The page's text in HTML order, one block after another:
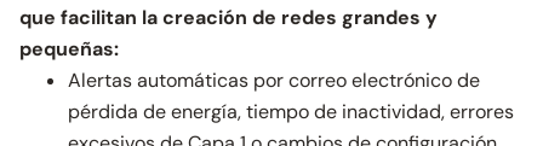
que facilitan la creación de redes grandes y
pequeñas:
Alertas automáticas por correo electrónico de
pérdida de energía, tiempo de inactividad, errores